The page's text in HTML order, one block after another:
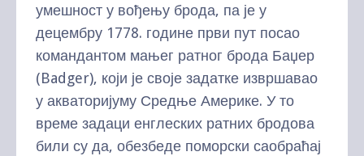
умешност у вођењу брода, па је у
децембру 1778. године први пут посао
командантом мањег ратног брода Баџер
(Badger), који је своје задатке извршавао
у акваторијуму Средње Америке. У то
време задаци енглеских ратних бродова
били су да, обезбеде поморски саобраћај